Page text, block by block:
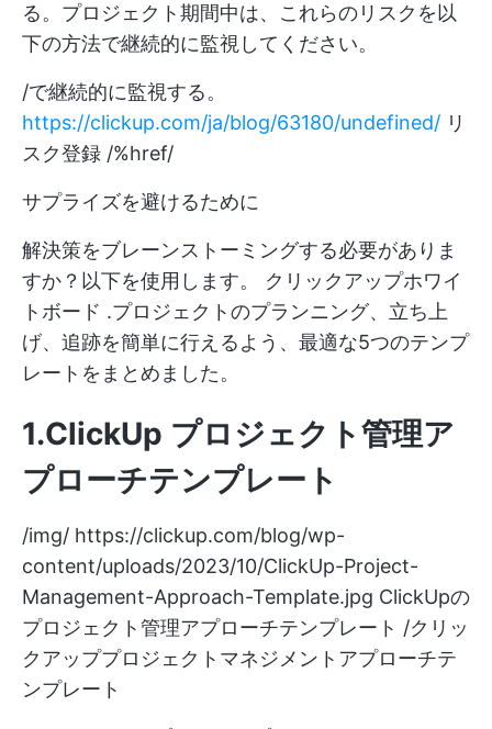
る。プロジェクト期間中は、これらのリスクを以
下の方法で継続的に監視してください。
/で継続的に監視する。
https://clickup.com/ja/blog/63180/undefined/ リ
スク登録 /%href/
サプライズを避けるために
解決策をブレーンストーミングする必要がありま
すか？以下を使用します。 クリックアップホワイ
トボード .プロジェクトのプランニング、立ち上
げ、追跡を簡単に行えるよう、最適な5つのテンプ
レートをまとめました。
1.ClickUp プロジェクト管理ア
プローチテンプレート
/img/ https://clickup.com/blog/wp-
content/uploads/2023/10/ClickUp-Project-
Management-Approach-Template.jpg ClickUpの
プロジェクト管理アプローチテンプレート /クリッ
クアッププロジェクトマネジメントアプローチテ
ンプレート